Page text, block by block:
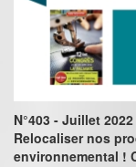
N°403 - Juillet
Relocaliser nos
environnemental !